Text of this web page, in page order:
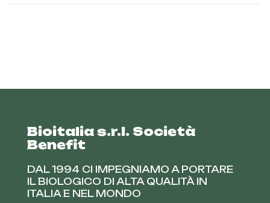
Bioitalia s.r.l. Società
Benefit
DAL 1994 CI IMPEGNIAMO A PORTARE
IL BIOLOGICO DI ALTA QUALITÀ IN
ITALIA E NEL MONDO